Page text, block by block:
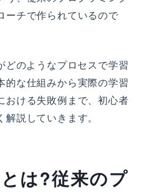
ーチで作られているので
どのようなプロセスで学習
的な仕組みから実際の学習
おける失敗例まで、初心者
説していきます。
は?従来のプ